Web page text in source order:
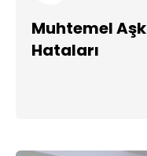
Muhtemel
Hataları